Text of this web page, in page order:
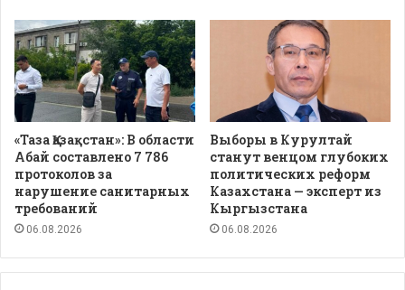
«Таза Қазақстан»: В области
Абай составлено 7 786
протоколов за
нарушение санитарных
требований
06.08.2026
Выборы в Курултай
станут венцом глубоких
политических реформ
Казахстана — эксперт из
Кыргызстана
06.08.2026